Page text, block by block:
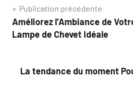
Navigation
de
Publication précédente
Améliorez l’Ambiance de
Lampe de Chevet Idéale
La tendance du moment